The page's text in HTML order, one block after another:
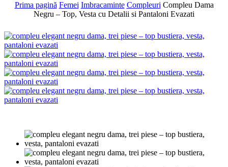
Prima pagină Femei Imbracaminte Compleuri Compleu Dama
Negru – Top, Vesta cu Detalii si Pantaloni Evazati